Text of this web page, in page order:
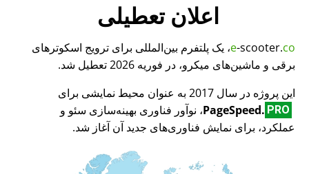
اعلان تعطیلی
e-scooter.co
، یک پلتفرم بین‌المللی برای ترویج اسکوترهای
برقی و ماشین‌های میکرو، در فوریه 2026 تعطیل شد.
این پروژه در سال 2017 به عنوان محیط نمایشی برای
PageSpeed. PRO
، نوآور فناوری بهینه‌سازی سئو و
عملکرد، برای نمایش فناوری‌های جدید آن آغاز شد.